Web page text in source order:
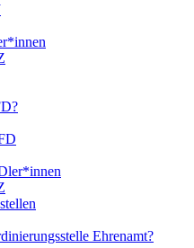
Ehrenamt?